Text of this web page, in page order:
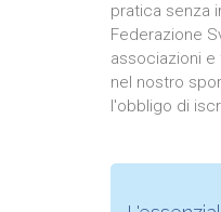
pratica senza
Federazione
associazioni e
nel nostro
l'obbligo di